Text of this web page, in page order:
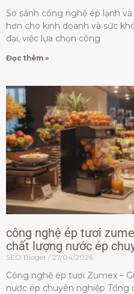
So sánh công nghệ ép lạnh
hơn cho kinh doanh và sức
đại, việc lựa chọn công
Đọc thêm »
công nghệ ép tươi
chất lượng nước ép
SEO Bloger 27/04/2026
Công nghệ ép tươi Zumex –
nước ép chuyên nghiệp Tổng